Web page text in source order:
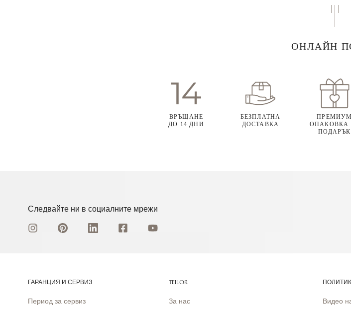
ОНЛАЙН
ВРЪЩАНЕ
ДО 14 ДНИ
БЕЗПЛАТНА
ДОСТАВКА
ПРЕМИУМ
ОПАКОВКА
ПОДАРЪК
Следвайте ни в социалните мрежи
ГАРАНЦИЯ И СЕРВИЗ
Период за сервиз
TEILOR
За нас Видео